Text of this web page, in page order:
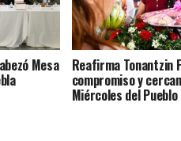
Mesa Reafirma Tonantzin
compromiso y
Miércoles del Pueblo